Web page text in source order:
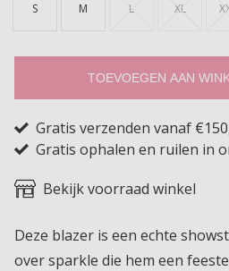
S M L XL
TOEVOEGEN AAN
Gratis verzenden vanaf
Gratis ophalen en ruilen in
Bekijk voorraad winkel
Deze blazer is een echte
over sparkle die hem een